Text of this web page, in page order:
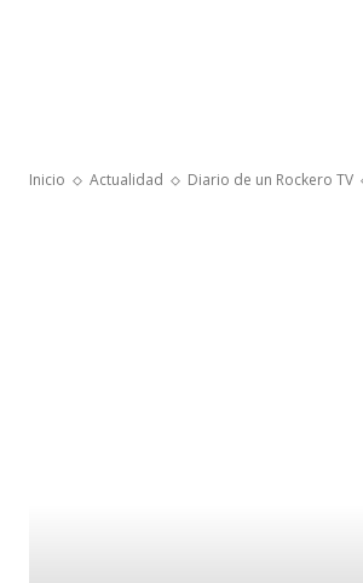
Inicio Actualidad Diario de un Rockero TV